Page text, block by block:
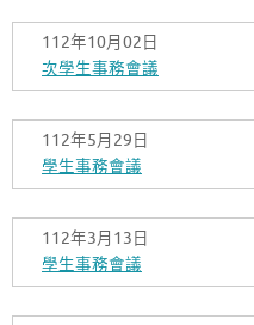
112年10月
次學生事務會議
112年5月
學生事務會議
112年3月
學生事務會議